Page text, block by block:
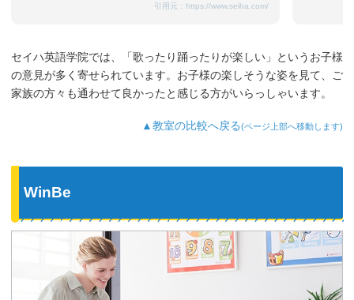
引用元： https://www.seiha.com/
セイハ英語学院では、「歌ったり踊ったりが楽しい」というお子様
の意見が多く寄せられています。お子様の楽しそうな姿を見て、ご
家族の方々も通わせて良かったと感じる方がいらっしゃいます。
▲教室の比較へ戻る(ページ上部へ移動します)
WinBe